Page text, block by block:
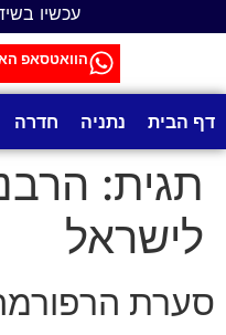
עכשיו
הוואטסאפ
דף הבית נתניה חדרה
תגית:
לישראל
סערת